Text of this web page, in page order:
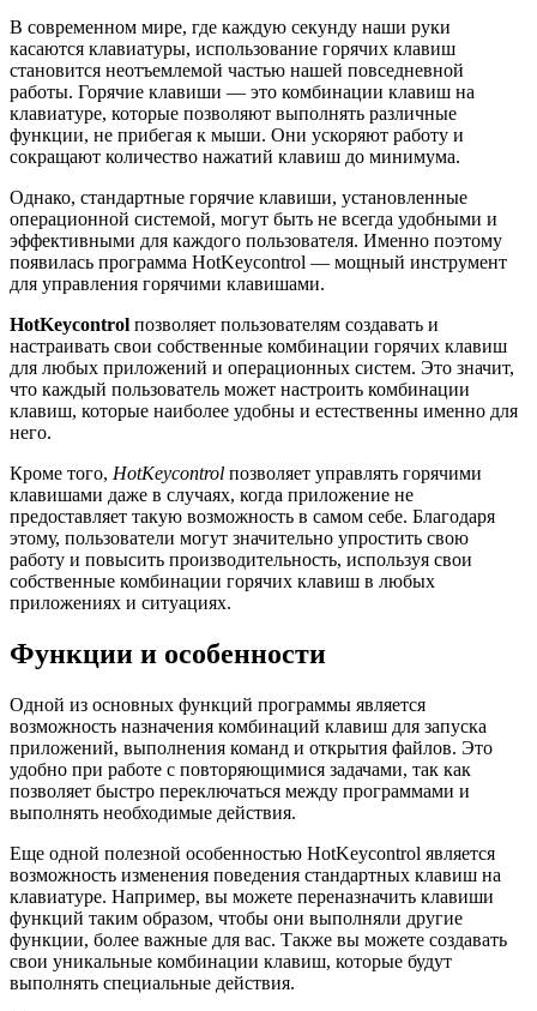
В современном мире, где каждую секунду наши руки
касаются клавиатуры, использование горячих клавиш
становится неотъемлемой частью нашей повседневной
работы. Горячие клавиши — это комбинации клавиш на
клавиатуре, которые позволяют выполнять различные
функции, не прибегая к мыши. Они ускоряют работу и
сокращают количество нажатий клавиш до минимума.
Однако, стандартные горячие клавиши, установленные
операционной системой, могут быть не всегда удобными и
эффективными для каждого пользователя. Именно поэтому
появилась программа HotKeycontrol — мощный инструмент
для управления горячими клавишами.
HotKeycontrol позволяет пользователям создавать и
настраивать свои собственные комбинации горячих клавиш
для любых приложений и операционных систем. Это значит,
что каждый пользователь может настроить комбинации
клавиш, которые наиболее удобны и естественны именно для
него.
Кроме того, HotKeycontrol позволяет управлять горячими
клавишами даже в случаях, когда приложение не
предоставляет такую возможность в самом себе. Благодаря
этому, пользователи могут значительно упростить свою
работу и повысить производительность, используя свои
собственные комбинации горячих клавиш в любых
приложениях и ситуациях.
Функции и особенности
Одной из основных функций программы является
возможность назначения комбинаций клавиш для запуска
приложений, выполнения команд и открытия файлов. Это
удобно при работе с повторяющимися задачами, так как
позволяет быстро переключаться между программами и
выполнять необходимые действия.
Еще одной полезной особенностью HotKeycontrol является
возможность изменения поведения стандартных клавиш на
клавиатуре. Например, вы можете переназначить клавиши
функций таким образом, чтобы они выполняли другие
функции, более важные для вас. Также вы можете создавать
свои уникальные комбинации клавиш, которые будут
выполнять специальные действия.